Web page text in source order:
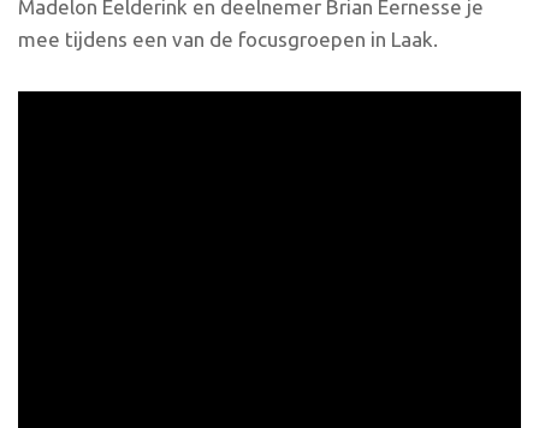
Madelon Eelderink en deelnemer Brian Eernesse je
mee tijdens een van de focusgroepen in Laak.